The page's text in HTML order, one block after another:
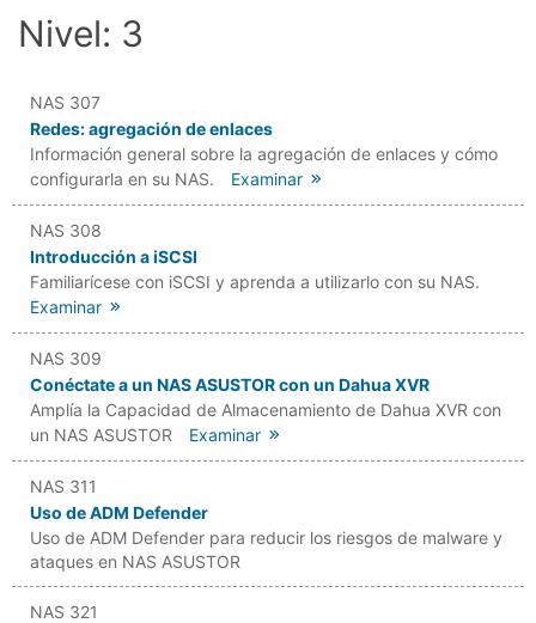
Nivel: 3
NAS 307
Redes: agregación de enlaces
Información general sobre la agregación de enlaces y cómo
configurarla en su NAS.
Examinar
NAS 308
Introducción a iSCSI
Familiarícese con iSCSI y aprenda a utilizarlo con su NAS.
Examinar
NAS 309
Conéctate a un NAS ASUSTOR con un Dahua XVR
Amplía la Capacidad de Almacenamiento de Dahua XVR con
un NAS ASUSTOR
Examinar
NAS 311
Uso de ADM Defender
Uso de ADM Defender para reducir los riesgos de malware y
ataques en NAS ASUSTOR
NAS 321